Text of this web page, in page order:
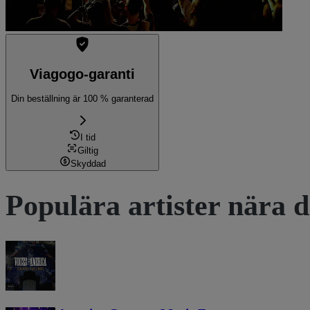
Viagogo-garanti
Din beställning är 100 % garanterad
I tid
Giltig
Skyddad
Populära artister nära